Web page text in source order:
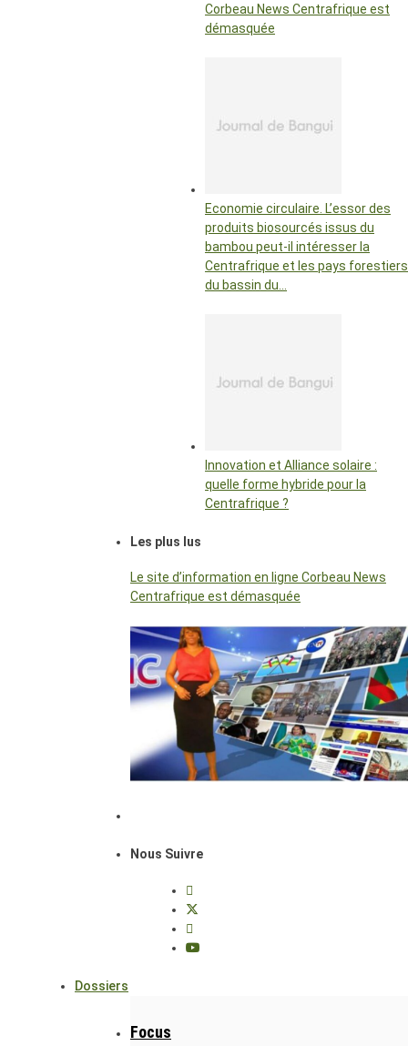
Corbeau News Centrafrique est
démasquée
Economie circulaire. L’essor des
produits biosourcés issus du
bambou peut-il intéresser la
Centrafrique et les pays forestiers
du bassin du…
Innovation et Alliance solaire :
quelle forme hybride pour la
Centrafrique ?
Les plus lus
Le site d’information en ligne Corbeau News
Centrafrique est démasquée
Nous Suivre
Dossiers
Focus